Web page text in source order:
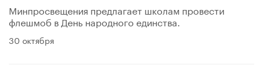
Минпросвещения предлагает школам провести
флешмоб в День народного единства.
30 октября